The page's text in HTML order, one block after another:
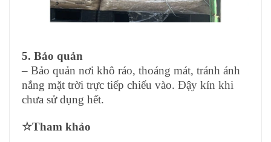
5. Bảo quản
– Bảo quản nơi khô ráo, thoáng mát, tránh ánh
nắng mặt trời trực tiếp chiếu vào. Đậy kín khi
chưa sử dụng hết.
☆Tham khảo